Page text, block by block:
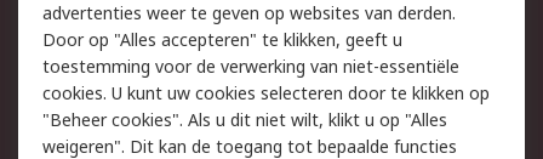
Wettelijk
Cookiebeleid
Email veiligheid
Privacybeleid
Websitevoorwaarden
Algemene
advertenties weer te geven op websites van derden.
Door op "Alles accepteren" te klikken, geeft u
toestemming voor de verwerking van niet-essentiële
cookies. U kunt uw cookies selecteren door te klikken op
"Beheer cookies". Als u dit niet wilt, klikt u op "Alles
weigeren". Dit kan de toegang tot bepaalde functies